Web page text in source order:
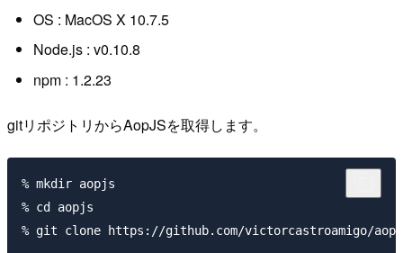
OS : MacOS X 10.7.5
Node.js : v0.10.8
npm : 1.2.23
gitリポジトリからAopJSを取得します。
% mkdir aopjs
% cd aopjs